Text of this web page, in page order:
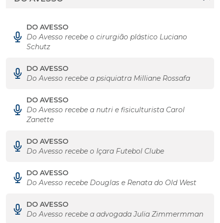
DO AVESSO
Do Avesso recebe o cirurgião plástico Luciano
Schutz
DO AVESSO
Do Avesso recebe a psiquiatra Milliane Rossafa
DO AVESSO
Do Avesso recebe a nutri e fisiculturista Carol
Zanette
DO AVESSO
Do Avesso recebe o Içara Futebol Clube
DO AVESSO
Do Avesso recebe Douglas e Renata do Old West
DO AVESSO
Do Avesso recebe a advogada Julia Zimmermman